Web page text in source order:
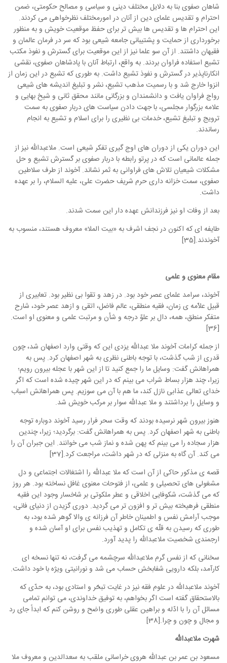
شاهان صفوی بنا به دلایل مختلف دینی و سیاسی و مصالح حکومتی، ضمن
احترام و تقدیس علمای دین از آنان در امورمختلف نظرخواهی می کردند.
این احترام ها و تقدیس ها بیش تر برای حفظ موقعیت خویش و به منظور
برخورداری از حمایت و پشتیبانی جامعه شیعی بود که سر در فرمان عالمان و
فقیهان داشتند. از آن سو علما نیز از این موقعیت برای گسترش و نفوذ مکتب
تشیع استفاده فراوان بردند. به واقع، ارتباط آنان با پادشاهان صفوی، نقشی
انکارناپذیر در گسترش و نفوذ تشیع داشت. به طوری که تشیع در این زمان از
انزوا خارج شد و با رسمیت مذهب تشیع، نشر و تبلیغ اندیشه های شیعی
رواج فراوان یافت و دانشمندان و بزرگانی مانند محقق ثانی و شیخ بهایی و
علامه بزرگوار مجلسی، با جهت دادن سیاست های دربار صفوی به سمت
ترویج و تبلیغ تشیع، خدمات بی نظیری را برای اسلام و تشیع به انجام
رساندند.
این دوران یکی از دوران های اوج گیری تفکر شیعی است. ملاعبدالله نیز از
جمله عالمانی است که در پرتو رابطه با دربار صفوی بر گسترش تشیع و حل
مشکلات شیعیان تلاش های فراوانی به ثمر نشاند. آخوند از طرف سلاطین
صفوی، سمت خزانه داری حرم شریف حضرت علی، علیه السلام، را بر عهده
داشت.
بعد از وفات او نیز فرزندانش عهده دار این سمت شدند.
طایفه ای که اکنون در نجف اشرف به «بیت الملا» معروف هستند، منسوب به
آخوندند.[35]
مقام معنوی و علمی
آخوند، سرامد علمای عصر خود بود. در زهد و تقوا بی نظیر بود. تعابیری از
قبیل علاّمه ی زمان، فقیه منطقی، عالم فاضل، اتقی و ازهد عصر خود، شارح
متفکر منطق، همه، دال بر علوّ درجه و شأن و مرتبت علمی و معنوی او است.
[36]
از جمله کرامات آخوند ملا عبدالله یزدی این که وقتی وارد اصفهان شد، چون
قدری از شب گذشت، با توجه باطنی نظری به شهر اصفهان کرد. پس به
همراهانش گفت: وسایل ما را جمع کنید تا از این شهر با عجله بیرون رویم؛
زیرا، چند هزار بساط شراب می بینم که در این شهر چیده شده است که اگر
خدای تعالی عذابی نازل کند، ما هم با آن می سوزیم. پس همراهانش اسباب
و وسایل را برداشتند و ملا عبدالله سوار بر مرکب خویش شد.
هنوز بیرون شهر نرسیده بودند که وقت سحر فرار رسید آخوند دوباره توجه
باطنی به شهر اصفهان کرد. پس به همراهانش گفت: برگردید؛ زیرا، چندین
هزار سجاده را می بینم که پهن شده و نماز شب می خوانند. این جبران آن را
می کند. آن گاه به منزلی که در شهر داشت، مراجعت کرد.[37]
قصه ی مذکور حاکی از آن است که ملا عبدالله را اشتغالات اجتماعی و دل
مشغولی های تحصیلی و علمی، از فتوحات معنوی غافل نساخته بود. هر روز
که می گذشت، شکوفایی اخلاقی و عطر ملکوتی بر شاخسار وجود این فقیه
منطقی فرهیخته بیش تر و افزون تر می گردید. دوری گزیدن از دنیای فانی،
موجب آرامش نفس و اطمینان خاطر آن فرزانه ی والا گوهر شده بود، به
طوری که رسیدن به قلّه ی تکامل و تهذیب نفس برای او آسان شده و
ارجمندی شخصیت ملاعبدالله را پدید آورد.
سخنانی که از نفس گرم ملاعبدالله سرچشمه می گرفت، نه تنها نسخه ای
کارآمد، بلکه دارویی شفابخش حساب می شد و نورانیتی ویژه با خود داشت.
آخوند ملاعبدالله در علوم فقه نیز در غایت تبحّر و استادی بود، به حدّی که
بالاستحقاق گفته است اگر بخواهم، به توفیق خداوندی، می توانم تمامی
مسائل آن را با ادّله و براهین عقلی طوری واضح و روشن کنم که ابداً جای رد
و مجال و چون و چرا.[38]
شهرت ملاعبدالله
مسعود بن عمر بن عبدالله هروی خراسانی ملقب به سعدالدین و معروف ملا